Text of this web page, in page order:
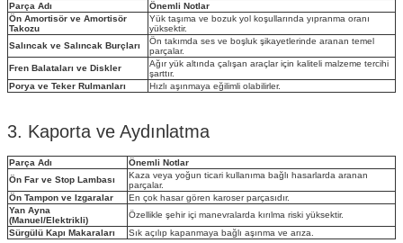
Parça Adı
Önemli Notlar
Ön Amortisör ve Amortisör
Takozu
Yük taşıma ve bozuk yol koşullarında yıpranma oranı
yüksektir.
Salıncak ve Salıncak Burçları
Ön takımda ses ve boşluk şikayetlerinde aranan temel
parçalar.
Fren Balataları ve Diskler
Ağır yük altında çalışan araçlar için kaliteli malzeme tercihi
şarttır.
Porya ve Teker Rulmanları
Hızlı aşınmaya eğilimli olabilirler.
3. Kaporta ve Aydınlatma
Parça Adı
Önemli Notlar
Ön Far ve Stop Lambası
Kaza veya yoğun ticari kullanıma bağlı hasarlarda aranan
parçalar.
Ön Tampon ve Izgaralar
En çok hasar gören karoser parçasıdır.
Yan Ayna
(Manuel/Elektrikli)
Özellikle şehir içi manevralarda kırılma riski yüksektir.
Sürgülü Kapı Makaraları
Sık açılıp kapanmaya bağlı aşınma ve arıza.